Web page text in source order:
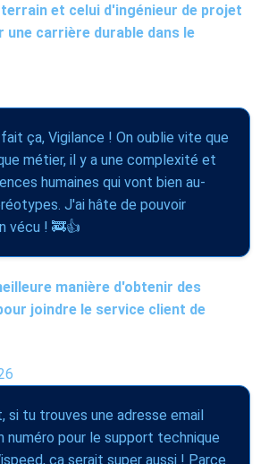
et celui d'ingénieur de projet
une carrière durable dans le
ça, Vigilance ! On oublie vite que
métier, il y a une complexité et
humaines qui vont bien au-
J'ai hâte de pouvoir
vécu ! 🚒👍
manière d'obtenir des
joindre le service client de
si tu trouves une adresse email
numéro pour le support technique
ça serait super aussi ! Parce